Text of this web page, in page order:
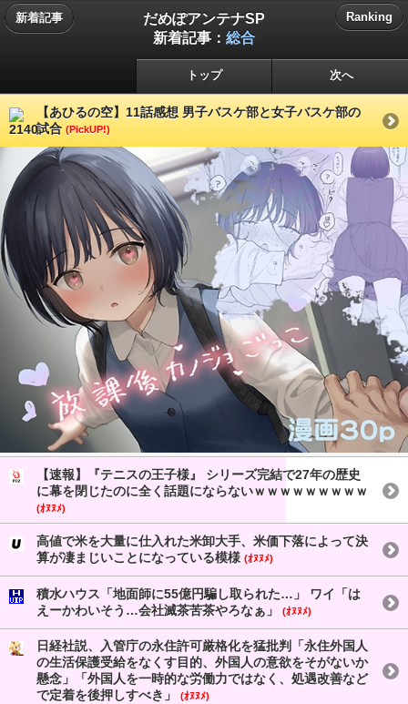
新着記事
だめぽアンテナSP
新着記事： 総合
Ranking
トップ 次へ
【あひるの空】11話感想 男子バスケ部と女子バスケ部の
試合 (PickUP!)
【速報】『テニスの王子様』 シリーズ完結で27年の歴史
に幕を閉じたのに全く話題にならないｗｗｗｗｗｗｗｗｗ
(ｵﾇﾇﾒ)
高値で米を大量に仕入れた米卸大手、米価下落によって決
算が凄まじいことになっている模様 (ｵﾇﾇﾒ)
積水ハウス「地面師に55億円騙し取られた…」 ワイ「は
えーかわいそう…会社滅茶苦茶やろなぁ」
(ｵﾇﾇﾒ)
日経社説、入管庁の永住許可厳格化を猛批判「永住外国人
の生活保護受給をなくす目的、外国人の意欲をそがないか
懸念」「外国人を一時的な労働力ではなく、処遇改善など
で定着を後押しすべき」
(ｵﾇﾇﾒ)